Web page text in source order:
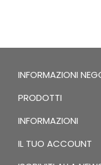
INFORMAZIONI
PRODOTTI
INFORMAZIONI
IL TUO ACCOUNT